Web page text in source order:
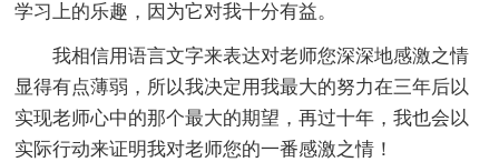
学习上的乐趣，因为它对我十分有益。
我相信用语言文字来表达对老师您深深地感激之情
显得有点薄弱，所以我决定用我最大的努力在三年后以
实现老师心中的那个最大的期望，再过十年，我也会以
实际行动来证明我对老师您的一番感激之情！